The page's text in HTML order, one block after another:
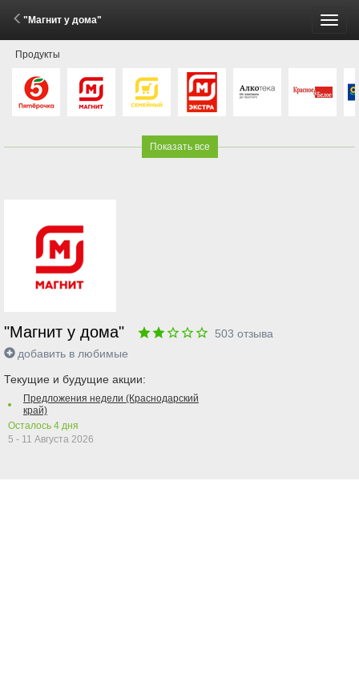
"Магнит у дома"
Продукты
Показать все
"Магнит у дома" 503 отзыва
добавить в любимые
Текущие и будущие акции:
Предложения недели (Краснодарский
край)
Осталось 4 дня
5 - 11 Августа 2026